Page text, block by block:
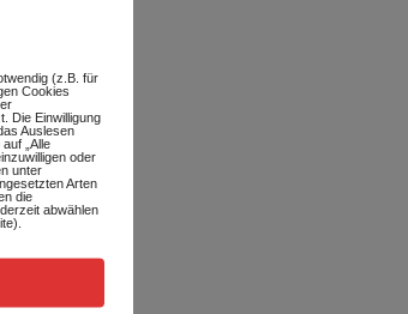
(z.B. für
Cookies
Die Einwilligung
Auslesen
„Alle
oder
unter
Arten
die
abwählen